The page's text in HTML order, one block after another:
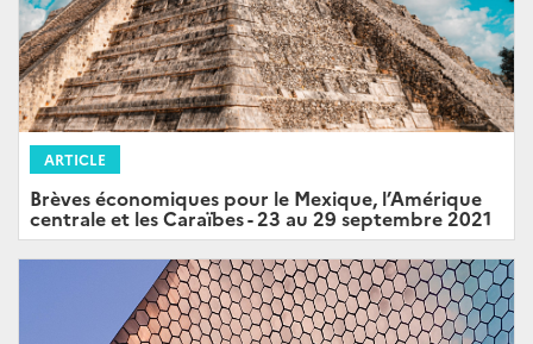
ARTICLE
Brèves économiques pour le Mexique, l’Amérique
centrale et les Caraïbes - 23 au 29 septembre 2021